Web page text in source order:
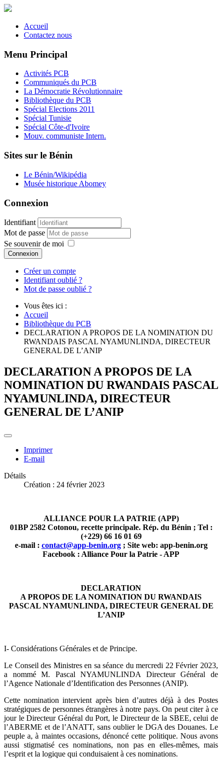
Accueil
Contactez nous
Menu Principal
Activités PCB
Communiqués du PCB
La Démocratie Révolutionnaire
Bibliothèque du PCB
Spécial Elections 2011
Spécial Tunisie
Spécial Côte-d'Ivoire
Mouv. communiste Intern.
Sites sur le Bénin
Le Bénin/Wikipédia
Musée historique Abomey
Connexion
Identifiant
Mot de passe
Se souvenir de moi
Connexion
Créer un compte
Identifiant oublié ?
Mot de passe oublié ?
Vous êtes ici :
Accueil
Bibliothèque du PCB
DECLARATION A PROPOS DE LA NOMINATION DU
RWANDAIS PASCAL NYAMUNLINDA, DIRECTEUR
GENERAL DE L’ANIP
DECLARATION A PROPOS DE LA
NOMINATION DU RWANDAIS PASCAL
NYAMUNLINDA, DIRECTEUR
GENERAL DE L’ANIP
Imprimer
E-mail
Détails
Création : 24 février 2023
ALLIANCE POUR LA PATRIE (APP)
01BP 2582 Cotonou, recette principale. Rép. du Bénin ; Tel :
(+229) 66 16 01 69
e-mail : contact@app-benin.org; Site web: app-benin.org
Facebook : Alliance Pour la Patrie - APP
DECLARATION
A PROPOS DE LA NOMINATION DU RWANDAIS
PASCAL NYAMUNLINDA, DIRECTEUR GENERAL DE
L’ANIP
I- Considérations Générales et de Principe.
Le Conseil des Ministres en sa séance du mercredi 22 Février 2023,
a nommé M. Pascal NYAMUNLINDA Directeur Général de
l’Agence Nationale d’Identification des Personnes (ANIP).
Cette nomination intervient après bien d’autres déjà à des Postes
stratégiques de personnes étrangères à notre pays. On peut citer à ce
jour le Directeur Général du Port, le Directeur de la SBEE, celui de
l’ABERME et de l’ANATT, sans oublier le DGA des Douanes. Le
peuple a, à maintes occasions, dénoncé cette politique. Nous avons
aussi stigmatisé ces nominations, non pas en elles-mêmes, mais
l’esprit et la logique qui conduisaient à ces nominations.